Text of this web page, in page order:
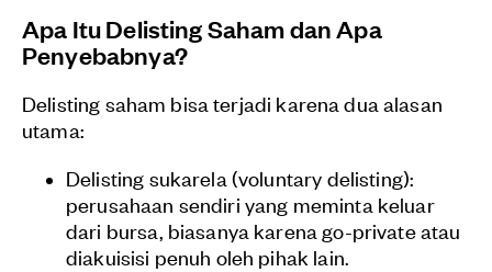
Apa Itu Delisting Saham dan Apa
Penyebabnya?
Delisting saham bisa terjadi karena dua alasan
utama:
Delisting sukarela (voluntary delisting):
perusahaan sendiri yang meminta keluar
dari bursa, biasanya karena go-private atau
diakuisisi penuh oleh pihak lain.